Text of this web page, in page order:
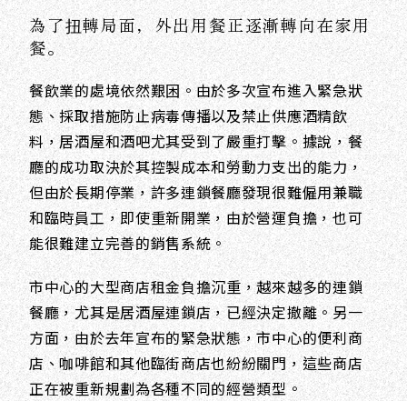
為了扭轉局面，外出用餐正逐漸轉向在家用
餐。
餐飲業的處境依然艱困。由於多次宣布進入緊急狀
態、採取措施防止病毒傳播以及禁止供應酒精飲
料，居酒屋和酒吧尤其受到了嚴重打擊。據說，餐
廳的成功取決於其控製成本和勞動力支出的能力，
但由於長期停業，許多連鎖餐廳發現很難僱用兼職
和臨時員工，即使重新開業，由於營運負擔，也可
能很難建立完善的銷售系統。
市中心的大型商店租金負擔沉重，越來越多的連鎖
餐廳，尤其是居酒屋連鎖店，已經決定撤離。另一
方面，由於去年宣布的緊急狀態，市中心的便利商
店、咖啡館和其他臨街商店也紛紛關門，這些商店
正在被重新規劃為各種不同的經營類型。